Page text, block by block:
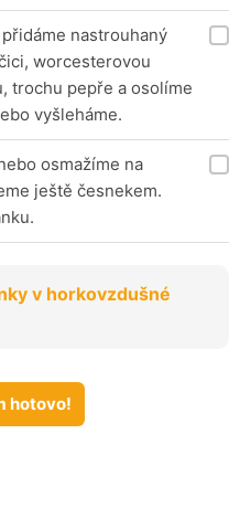
nastrouhaný
worcesterovou
trochu pepře a osolíme
vyšleháme.
osmažíme na
ještě česnekem.
v horkovzdušné
hotovo!